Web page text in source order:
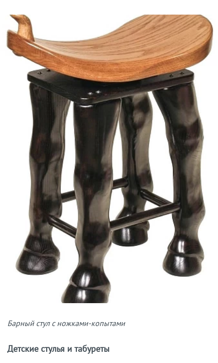
Барный стул с ножками-копытами
Детские стулья и табуреты